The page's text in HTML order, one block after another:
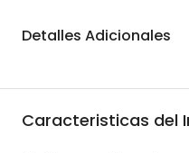
Detalles Adicionales
Caracteristicas del